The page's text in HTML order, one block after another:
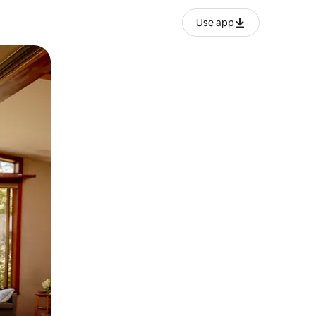
Use app
შეხებისა თუ თითის გასმის ჟესტები.